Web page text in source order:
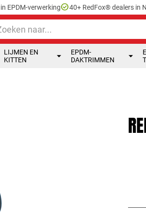
EPDM-verwerkingcheck_circle40+ RedFox® dealers in
LIJMEN EN
KITTEN
EPDM-
DAKTRIMMEN